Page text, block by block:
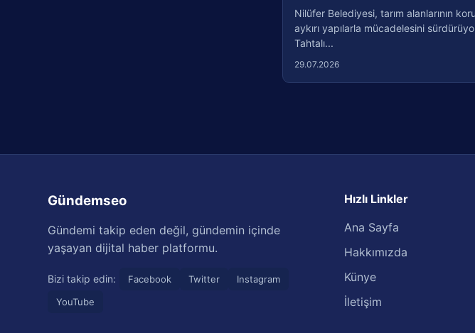
Nilüfer Belediyesi, tarım alanlarının
aykırı yapılarla mücadelesini
Tahtalı...
29.07.2026
Gündemseo
Gündemi takip eden değil, gündemin içinde
yaşayan dijital haber platformu.
Bizi takip edin: Facebook Twitter
Instagram
YouTube
Hızlı Linkler
Ana Sayfa
Hakkımızda
Künye
İletişim